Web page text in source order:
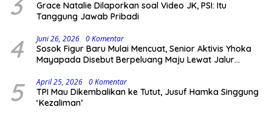
Grace Natalie Dilaporkan soal Video JK, PSI: Itu
Tanggung Jawab Pribadi
4 Juni 26, 2026 0 Komentar
Sosok Figur Baru Mulai Mencuat, Senior Aktivis Yhoka
Mayapada Disebut Berpeluang Maju Lewat Jalur
5 April 25, 2026 0 Komentar
TPI Mau Dikembalikan ke Tutut, Jusuf Hamka Singgung
‘Kezaliman’